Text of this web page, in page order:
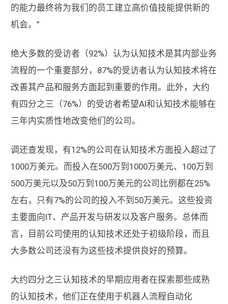
的能力最终将为我们的员工建立高价值技能提供新的
机会。”
绝大多数的受访者（92%）认为认知技术是其内部业务
流程的一个重要部分，87%的受访者认为认知技术将在
改善其产品和服务方面起到重要的作用。此外，大约
有四分之三（76%）的受访者希望AI和认知技术能够在
三年内实质性地改变他们的公司。
调还查发现，有12%的公司在认知技术方面投入超过了
1000万美元。而投入在500万到1000万美元、100万到
500万美元以及50万到100万美元的公司比例都在25%
左右，只有7%的公司的投入不到50万美元。这些投资
主要面向IT、产品开发与研发以及客户服务。总体而
言，目前公司使用的认知技术还处于初级阶段，而且
大多数公司还没有为这些技术提供良好的预算。
大约四分之三认知技术的早期应用者在探索那些成熟
的认知技术，他们正在使用于机器人流程自动化